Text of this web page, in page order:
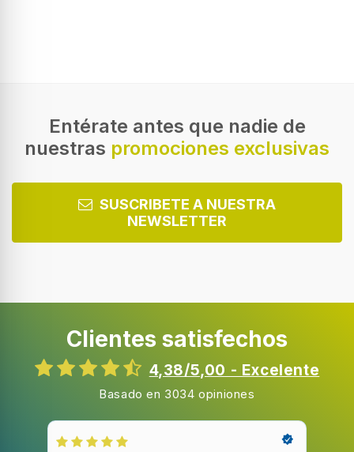
Solo microondas
Capacidad interior
Tipo de control
6
Tipo de puerta abierta
Tornamesa
Entérate antes que nadie de
nuestras promociones exclusivas
SUSCRIBETE A NUESTRA
NEWSLETTER
Clientes satisfechos
4,38/5,00 - Excelente
Basado en 3034 opiniones